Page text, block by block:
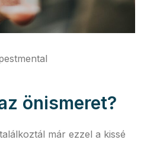
önismeret?
már ezzel a kissé